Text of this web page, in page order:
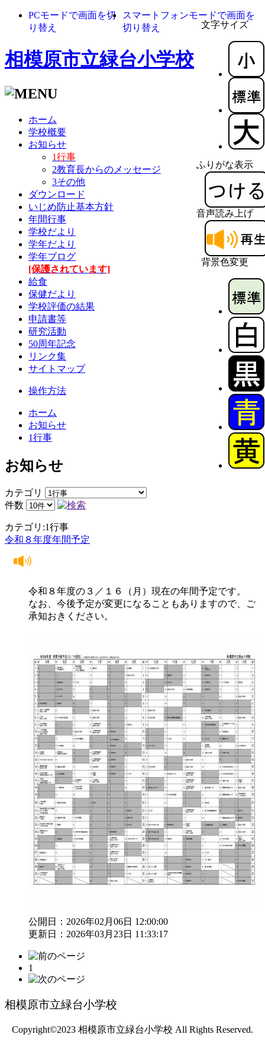
文字サイズ
ふりがな表示
音声読み上げ
背景色変更
PCモードで画面を切
り替え
スマートフォンモードで画面を
切り替え
相模原市立緑台小学校
ホーム
学校概要
お知らせ
1行事
2教育長からのメッセージ
3その他
ダウンロード
いじめ防止基本方針
年間行事
学校だより
学年だより
学年ブログ
[保護されています]
給食
保健だより
学校評価の結果
申請書等
研究活動
50周年記念
リンク集
サイトマップ
操作方法
ホーム
お知らせ
1行事
お知らせ
カテゴリ
件数
カテゴリ:1行事
令和８年度年間予定
令和８年度の３／１６（月）現在の年間予定です。
なお、今後予定が変更になることもありますので、ご
承知おきください。
公開日：2026年02月06日 12:00:00
更新日：2026年03月23日 11:33:17
1
相模原市立緑台小学校
Copyright©2023 相模原市立緑台小学校 All Rights Reserved.